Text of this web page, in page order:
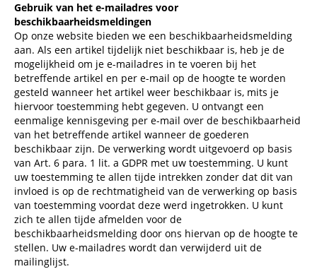
Gebruik van het e-mailadres voor
beschikbaarheidsmeldingen
Op onze website bieden we een beschikbaarheidsmelding
aan. Als een artikel tijdelijk niet beschikbaar is, heb je de
mogelijkheid om je e-mailadres in te voeren bij het
betreffende artikel en per e-mail op de hoogte te worden
gesteld wanneer het artikel weer beschikbaar is, mits je
hiervoor toestemming hebt gegeven. U ontvangt een
eenmalige kennisgeving per e-mail over de beschikbaarheid
van het betreffende artikel wanneer de goederen
beschikbaar zijn. De verwerking wordt uitgevoerd op basis
van Art. 6 para. 1 lit. a GDPR met uw toestemming. U kunt
uw toestemming te allen tijde intrekken zonder dat dit van
invloed is op de rechtmatigheid van de verwerking op basis
van toestemming voordat deze werd ingetrokken. U kunt
zich te allen tijde afmelden voor de
beschikbaarheidsmelding door ons hiervan op de hoogte te
stellen. Uw e-mailadres wordt dan verwijderd uit de
mailinglijst.